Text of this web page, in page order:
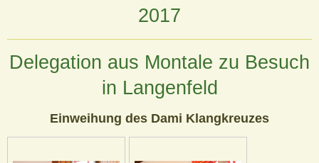
2017
Delegation aus Montale zu Besuch
in Langenfeld
Einweihung des Dami Klangkreuzes